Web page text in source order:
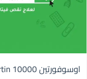
اوسوفورتين 10000 Ossofortin | فيتامين د أقراص